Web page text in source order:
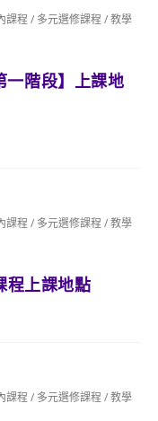
課程 / 多元選修課程 /教學
一階段】上課地
課程 / 多元選修課程 /教學
程上課地點
課程 / 多元選修課程 /教學